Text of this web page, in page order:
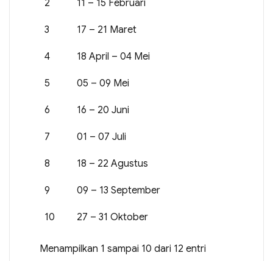
2 11 – 15 Februari
3 17 – 21 Maret
4 18 April – 04 Mei
5 05 – 09 Mei
6 16 – 20 Juni
7 01 – 07 Juli
8 18 – 22 Agustus
9 09 – 13 September
10 27 – 31 Oktober
Menampilkan 1 sampai 10 dari 12 entri